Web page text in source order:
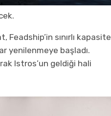
sınırlı kapasite
yenilenmeye başladı.
Istros’un geldiği hali